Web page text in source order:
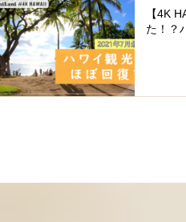
【4K
た！？